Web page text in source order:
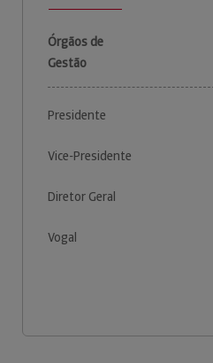
Órgãos de
Gestão
Presidente
Vice-Presidente
Diretor Geral
Vogal